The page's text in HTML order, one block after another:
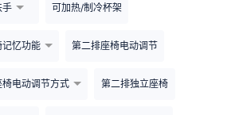
手 可加热/制冷杯架
记忆功能 第二排座椅电动调节
电动调节方式 第二排独立座椅